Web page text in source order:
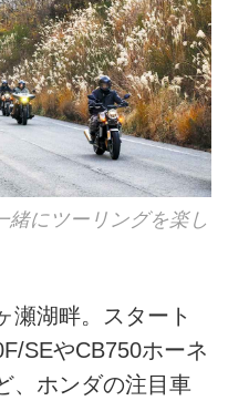
緒にツーリングを楽し
瀬湖畔。スタート
SEやCB750ホーネ
、ホンダの注目車